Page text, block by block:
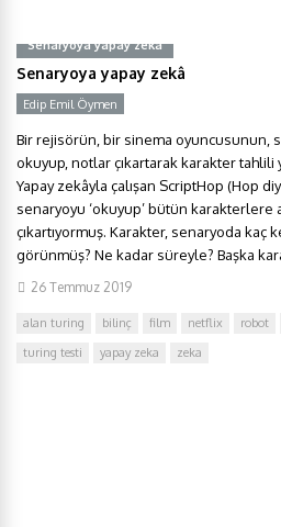
Senaryoya yapay zekâ
Senaryoya yapay zekâ
Edip Emil Öymen
Bir rejisörün, bir sinema oyuncusunun,
okuyup, notlar çıkartarak karakter tahlili
Yapay zekâyla çalışan ScriptHop (Hop
senaryoyu ‘okuyup’ bütün karakterlere
çıkartıyormuş. Karakter, senaryoda kaç
görünmüş? Ne kadar süreyle? Başka
26 Temmuz 2019
alan turing bilinç film netflix robot
turing testi
yapay zeka zeka